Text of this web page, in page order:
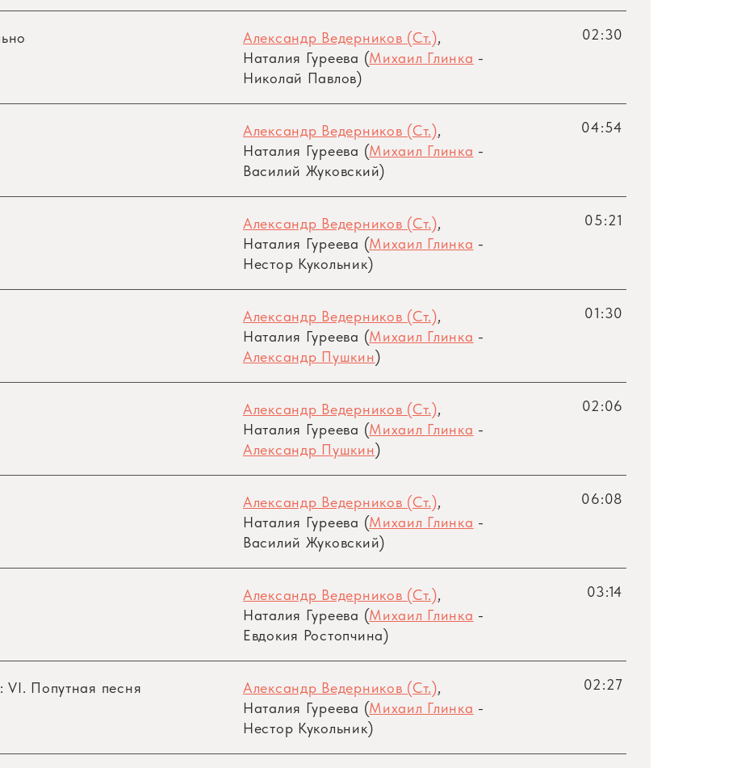
Александр Ведерников (Ст.),
Наталия Гуреева (Михаил Глинка -
Николай Павлов)
02:30
Александр Ведерников (Ст.),
Наталия Гуреева (Михаил Глинка -
Василий Жуковский)
04:54
Александр Ведерников (Ст.),
Наталия Гуреева (Михаил Глинка -
Нестор Кукольник)
05:21
Александр Ведерников (Ст.),
Наталия Гуреева (Михаил Глинка -
Александр Пушкин)
01:30
Александр Ведерников (Ст.),
Наталия Гуреева (Михаил Глинка -
Александр Пушкин)
02:06
Александр Ведерников (Ст.),
Наталия Гуреева (Михаил Глинка -
Василий Жуковский)
06:08
Александр Ведерников (Ст.),
Наталия Гуреева (Михаил Глинка -
Евдокия Ростопчина)
03:14
Попутная песня Александр Ведерников (Ст.),
Наталия Гуреева (Михаил Глинка -
Нестор Кукольник)
02:27